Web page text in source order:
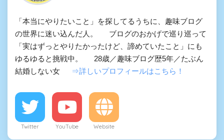
「本当にやりたいこと」を探してるうちに、趣味ブログ
の世界に迷い込んだ人。 ブログのおかげで巡り巡って
「実はずっとやりたかったけど、諦めていたこと」にも
ゆるゆると挑戦中。 28歳／趣味ブログ歴5年／たぶん
結婚しない女
⇒詳しいプロフィールはこちら！
Twitter YouTube Website